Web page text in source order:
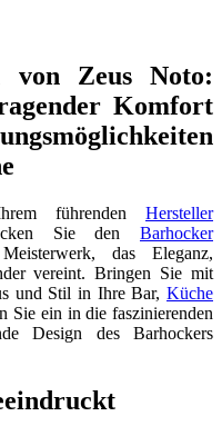
von Zeus Noto:
Komfort
führendenHersteller
Sie den Barhocker
das Eleganz,
vereint. Bringen Sie mit
und Stil in Ihre Bar,Küche
Sie ein in die faszinierenden
Design des Barhockers